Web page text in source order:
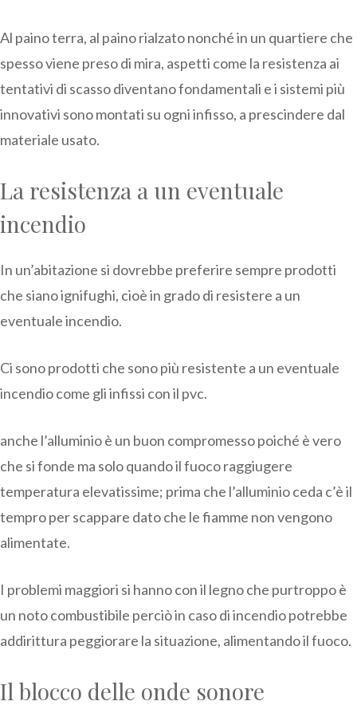
Al paino terra, al paino rialzato nonché in un quartiere che
spesso viene preso di mira, aspetti come la resistenza ai
tentativi di scasso diventano fondamentali e i sistemi più
innovativi sono montati su ogni infisso, a prescindere dal
materiale usato.
La resistenza a un eventuale
incendio
In un’abitazione si dovrebbe preferire sempre prodotti
che siano ignifughi, cioè in grado di resistere a un
eventuale incendio.
Ci sono prodotti che sono più resistente a un eventuale
incendio come gli infissi con il pvc.
anche l’alluminio è un buon compromesso poiché è vero
che si fonde ma solo quando il fuoco raggiugere
temperatura elevatissime; prima che l’alluminio ceda c’è il
tempro per scappare dato che le fiamme non vengono
alimentate.
I problemi maggiori si hanno con il legno che purtroppo è
un noto combustibile perciò in caso di incendio potrebbe
addirittura peggiorare la situazione, alimentando il fuoco.
Il blocco delle onde sonore